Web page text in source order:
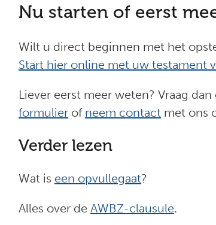
Nu starten of eerst
Wilt u direct beginnen met het
Start hier online met uw testament
Liever eerst meer weten? Vraag dan
formulierof neem contact met ons
Verder lezen
Wat is een opvullegaat?
Alles over de AWBZ-clausule.